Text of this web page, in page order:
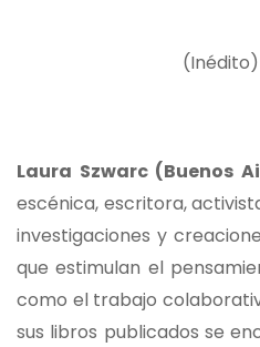
(Inédito)
Laura Szwarc (Buenos
escénica, escritora,
investigaciones y
que estimulan el
como el trabajo
sus libros publicados se